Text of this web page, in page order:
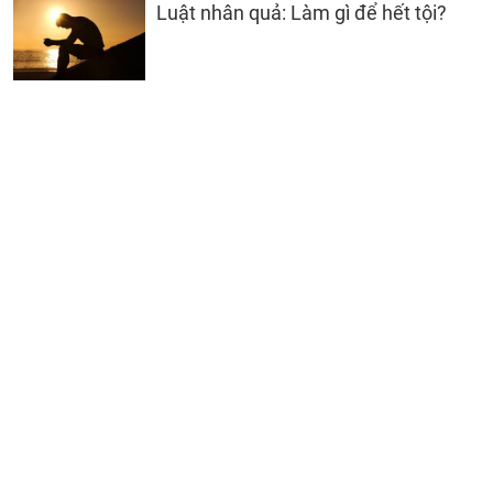
Luật nhân quả: Làm gì để hết tội?